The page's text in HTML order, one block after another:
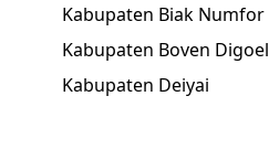
Kabupaten Biak Numfor
Kabupaten Boven Digoel
Kabupaten Deiyai